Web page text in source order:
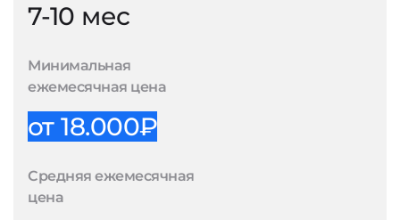
7-10 мес
Минимальная
ежемесячная цена
от 18.000₽
Средняя ежемесячная
цена